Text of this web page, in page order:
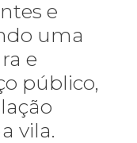
e
uma
e
público,
vila.